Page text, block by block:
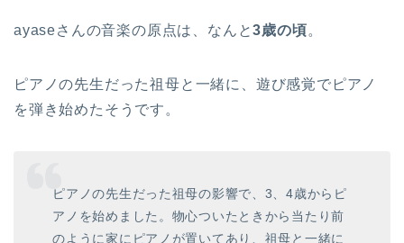
ayaseさんの音楽の原点は、なんと3歳の頃。
ピアノの先生だった祖母と一緒に、遊び感覚でピアノ
を弾き始めたそうです。
ピアノの先生だった祖母の影響で、3、4歳からピ
アノを始めました。物心ついたときから当たり前
のように家にピアノが置いてあり、祖母と一緒に